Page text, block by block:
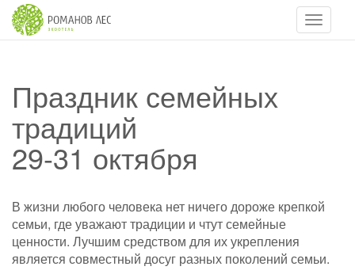
Праздник семейных
традиций
29-31 октября
В жизни любого человека нет ничего дороже крепкой
семьи, где уважают традиции и чтут семейные
ценности. Лучшим средством для их укрепления
является совместный досуг разных поколений семьи.